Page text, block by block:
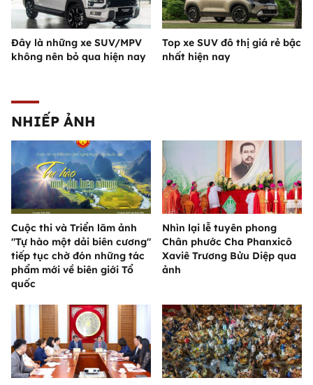
Đây là những xe SUV/MPV
không nên bỏ qua hiện nay
Top xe SUV đô thị giá rẻ bậc
nhất hiện nay
NHIẾP ẢNH
Cuộc thi và Triển lãm ảnh
"Tự hào một dải biên cương"
tiếp tục chờ đón những tác
phẩm mới về biên giới Tổ
quốc
Nhìn lại lễ tuyên phong
Chân phước Cha Phanxicô
Xaviê Trương Bửu Diệp qua
ảnh